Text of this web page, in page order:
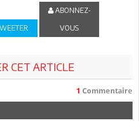
ABONNEZ-
VOUS
CET ARTICLE
1 Commentaire